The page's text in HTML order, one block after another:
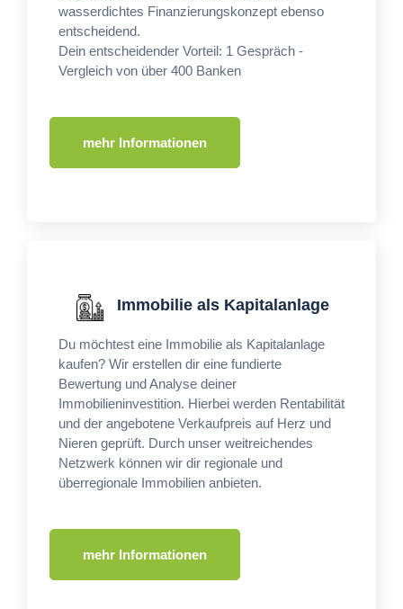
wasserdichtes Finanzierungskonzept ebenso
entscheidend.
Dein entscheidender Vorteil: 1 Gespräch -
Vergleich von über 400 Banken
mehr Informationen
Immobilie als Kapitalanlage
Du möchtest eine Immobilie als Kapitalanlage
kaufen? Wir erstellen dir eine fundierte
Bewertung und Analyse deiner
Immobilieninvestition. Hierbei werden Rentabilität
und der angebotene Verkaufpreis auf Herz und
Nieren geprüft. Durch unser weitreichendes
Netzwerk können wir dir regionale und
überregionale Immobilien anbieten.
mehr Informationen